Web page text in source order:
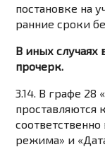
постановке на
ранние сроки
В иных случаях
прочерк.
3.14. В графе
проставляются
режима» и